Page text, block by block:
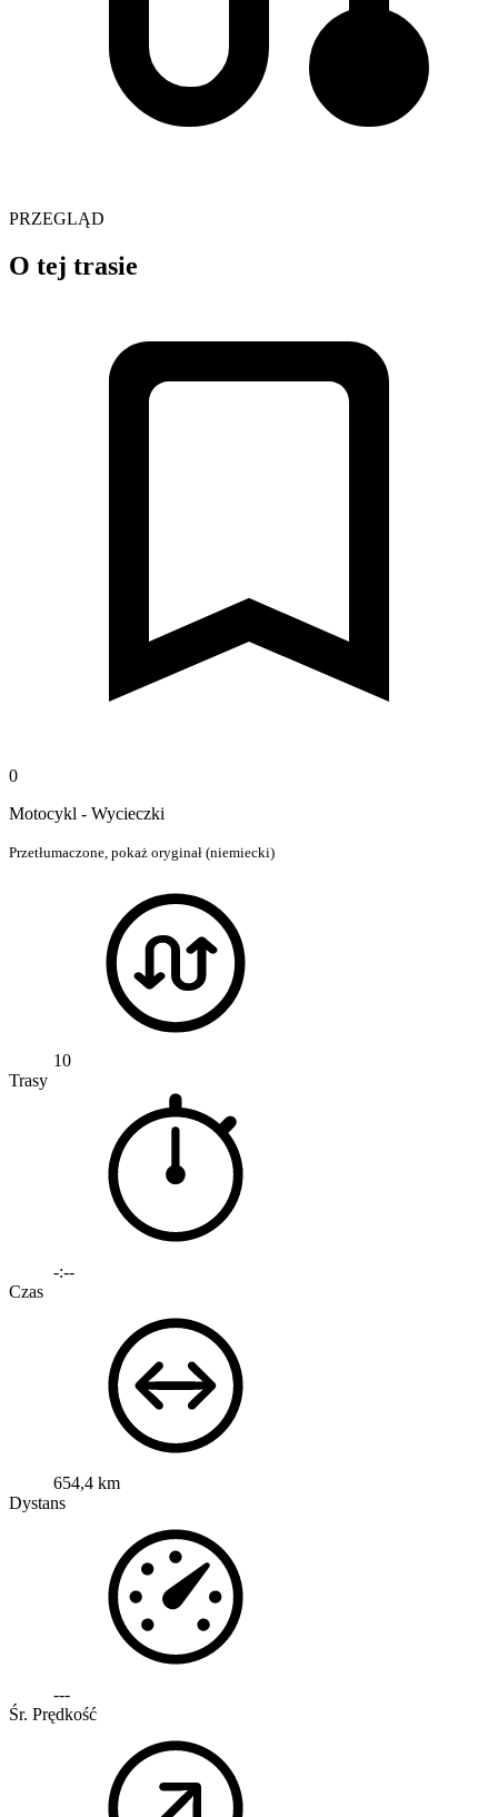
PRZEGLĄD
O tej trasie
0
Motocykl - Wycieczki
Przetłumaczone, pokaż oryginał (niemiecki)
10
Trasy
-:--
Czas
654,4 km
Dystans
---
Śr. Prędkość